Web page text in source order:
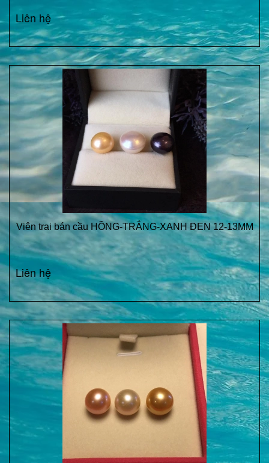
Liên hệ
Viên trai bán cầu HỒNG-TRẮNG-XANH ĐEN 12-13MM
Liên hệ